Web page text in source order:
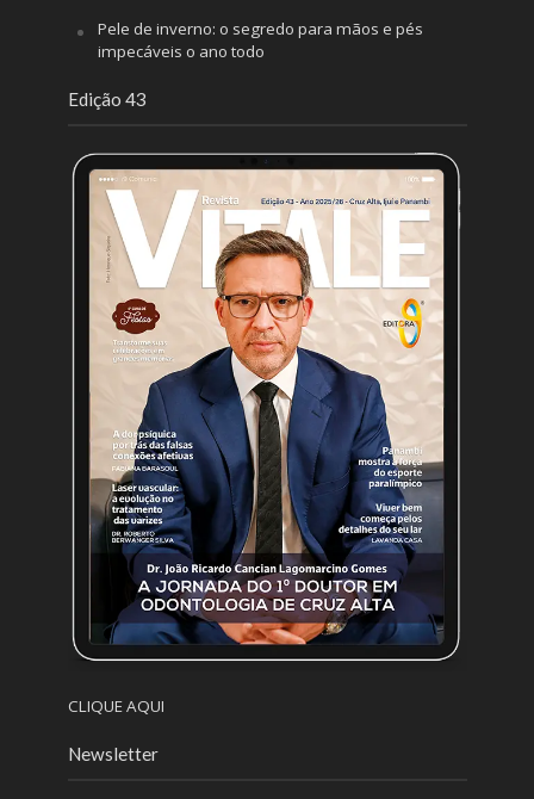
Pele de inverno: o segredo para mãos e pés
impecáveis o ano todo
Edição 43
CLIQUE AQUI
Newsletter